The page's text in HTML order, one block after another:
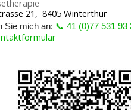
21, 8405 Winterthur
Sie mich an: 📞 41 (0)77 531 93